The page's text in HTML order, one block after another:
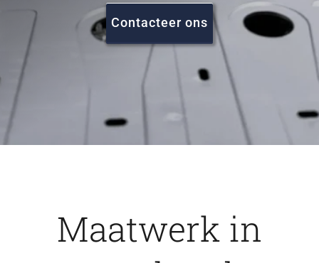
FAQ
Vacatures
Contacteer ons
Maatwerk in